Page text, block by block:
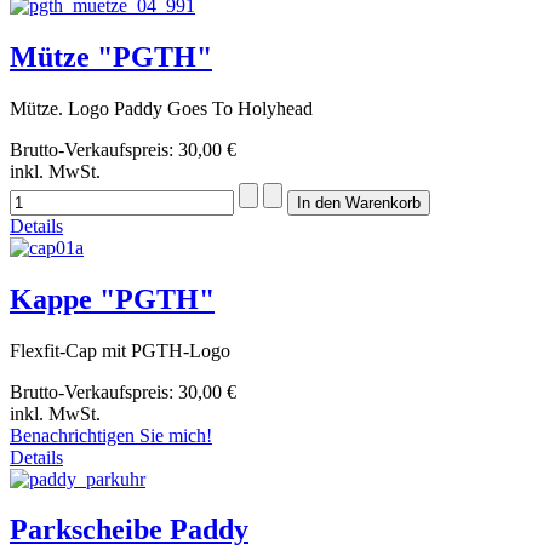
Mütze "PGTH"
Mütze. Logo Paddy Goes To Holyhead
Brutto-Verkaufspreis: 30,00 €
inkl. MwSt.
Details
Kappe "PGTH"
Flexfit-Cap mit PGTH-Logo
Brutto-Verkaufspreis: 30,00 €
inkl. MwSt.
Benachrichtigen Sie mich!
Details
Parkscheibe Paddy